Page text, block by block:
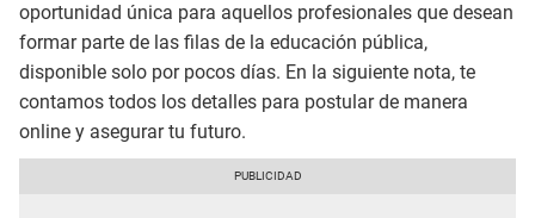
oportunidad única para aquellos profesionales que desean
formar parte de las filas de la educación pública,
disponible solo por pocos días. En la siguiente nota, te
contamos todos los detalles para postular de manera
online y asegurar tu futuro.